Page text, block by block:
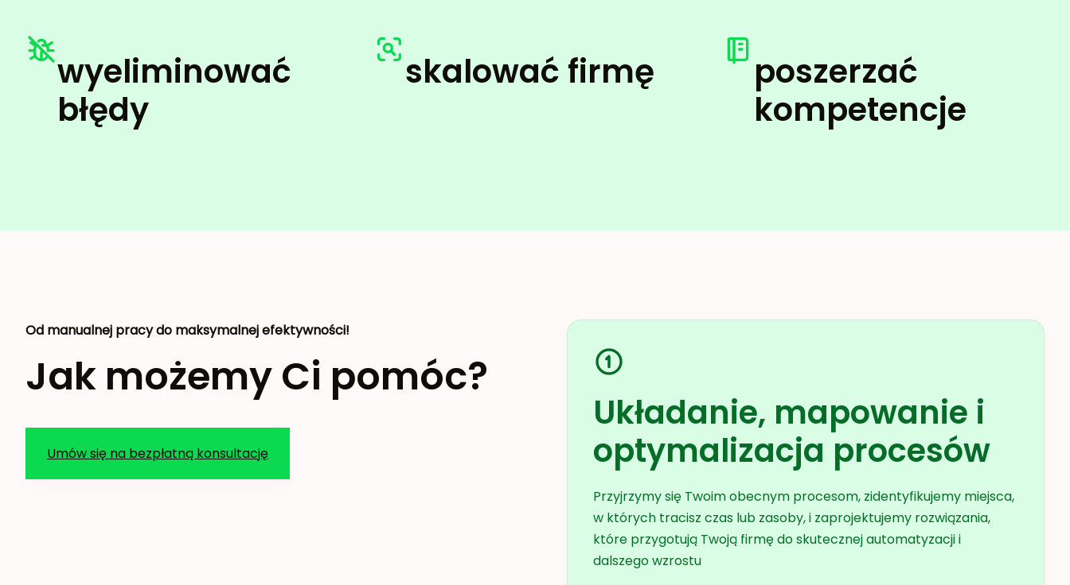
wyeliminować
błędy
skalować firmę
poszerzać
kompetencje
Od manualnej pracy do maksymalnej efektywności!
Jak możemy Ci pomóc?
Umów się na bezpłatną konsultację
Układanie, mapowanie i
optymalizacja procesów
Przyjrzymy się Twoim obecnym procesom, zidentyfikujemy miejsca,
w których tracisz czas lub zasoby, i zaprojektujemy rozwiązania,
które przygotują Twoją firmę do skutecznej automatyzacji i
dalszego wzrostu